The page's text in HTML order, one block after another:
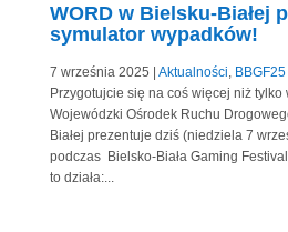
WORD w Bielsku-Białej
symulator wypadków!
7 września 2025 | Aktualności, BBGF25
Przygotujcie się na coś więcej niż tylko
Wojewódzki Ośrodek Ruchu
Białej prezentuje dziś (niedziela 7
podczas Bielsko-Biała Gaming
to działa:...